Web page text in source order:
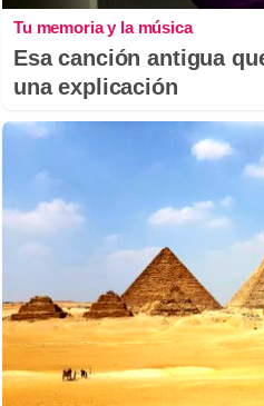
Tu memoria y la música
Esa canción antigua
una explicación